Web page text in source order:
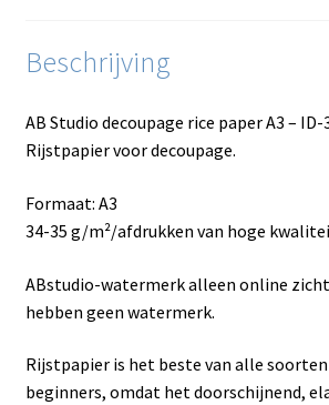
Beschrijving
AB Studio decoupage rice paper A3 – ID-
Rijstpapier voor decoupage.
Formaat: A3
34-35 g/m²/afdrukken van hoge
ABstudio-watermerk alleen online
hebben geen watermerk.
Rijstpapier is het beste van alle
beginners, omdat het doorschijnend,